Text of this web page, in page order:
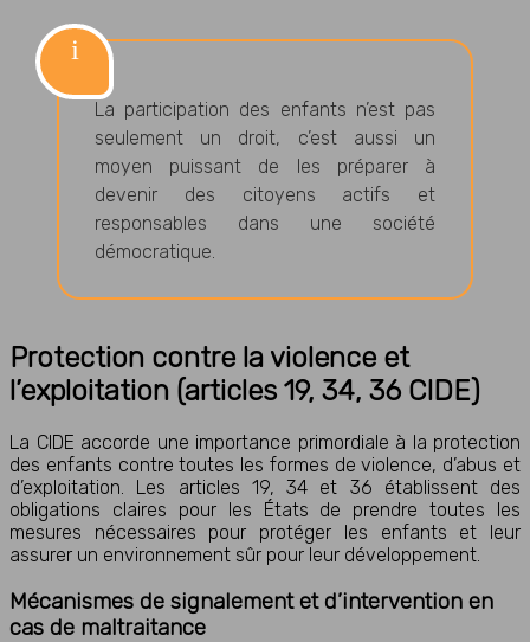
La participation des enfants n’est pas
seulement un droit, c’est aussi un
moyen puissant de les préparer à
devenir des citoyens actifs et
responsables dans une société
démocratique.
Protection contre la violence et
l’exploitation (articles 19, 34, 36 CIDE)
La CIDE accorde une importance primordiale à la protection
des enfants contre toutes les formes de violence, d’abus et
d’exploitation. Les articles 19, 34 et 36 établissent des
obligations claires pour les États de prendre toutes les
mesures nécessaires pour protéger les enfants et leur
assurer un environnement sûr pour leur développement.
Mécanismes de signalement et d’intervention en
cas de maltraitance